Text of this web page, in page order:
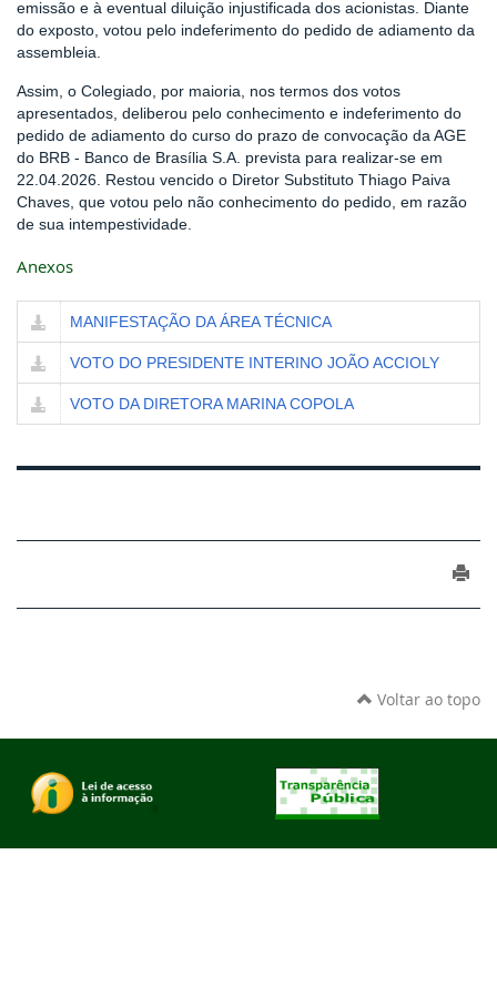
emissão e à eventual diluição injustificada dos acionistas. Diante
do exposto, votou pelo indeferimento do pedido de adiamento da
assembleia.
Assim, o Colegiado, por maioria, nos termos dos votos
apresentados, deliberou pelo conhecimento e indeferimento do
pedido de adiamento do curso do prazo de convocação da AGE
do BRB - Banco de Brasília S.A. prevista para realizar-se em
22.04.2026. Restou vencido o Diretor Substituto Thiago Paiva
Chaves, que votou pelo não conhecimento do pedido, em razão
de sua intempestividade.
Anexos
MANIFESTAÇÃO DA ÁREA TÉCNICA
VOTO DO PRESIDENTE INTERINO JOÃO ACCIOLY
VOTO DA DIRETORA MARINA COPOLA
Voltar ao topo